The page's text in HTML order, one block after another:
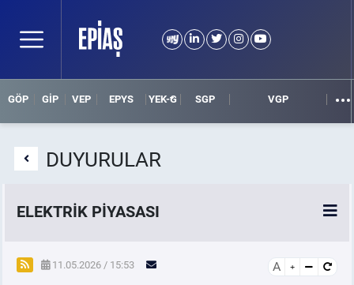
GÖP GİP VEP EPYS YEK-G SGP VGP
DUYURULAR
ELEKTRİK PİYASASI
SPOT ELEKTRİK PİYASALARI
11.05.2026 / 15:53 A